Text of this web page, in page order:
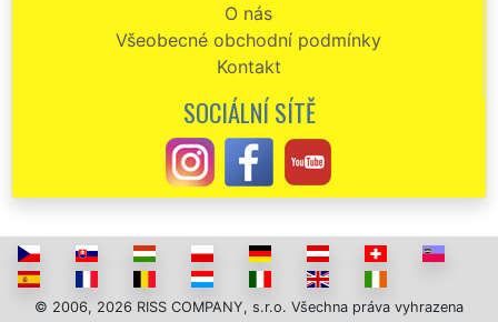
Skutečně naprostá spokojenost.
Celý proces vyklízení ve Vsetíně byl proveden na jedničku. Tuto
společnost s názvem EXTRA VYKLÍZENÍ určitě doporučuju.
Pokud budu ještě někdy něco vyklízet ve Vsetíně, rozhodně si opět
vyberou vás. Děkuju vám za vaši ochotu, za vaše rady a velmi lidský
Když jsem předevčírem vyklízela dvě nemovitosti ve Vsetíně, na
VYKLÍZENÍ. Že se bude jednat o profesionály jsem tak nějak počítala,
ale nasazení a ochota, se kterou jsem se setkala u pracovníků této
firmy my skutečně ohromila. Ve svém životě jsem už zažila spoustu
poskytovatelů služeb, ale ještě u nikoho jsem se nesetkala s tak
velkým srdcem. Konkrétně by jsem chtěla poděkovat panu Václavovi,
O nás
Všeobecné obchodní podmínky
Kontakt
SOCIÁLNÍ SÍTĚ
© 2006, 2026 RISS COMPANY, s.r.o. Všechna práva vyhrazena